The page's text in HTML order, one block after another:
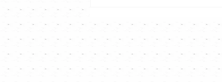
Favourite第二最愛》｜
Channel音樂